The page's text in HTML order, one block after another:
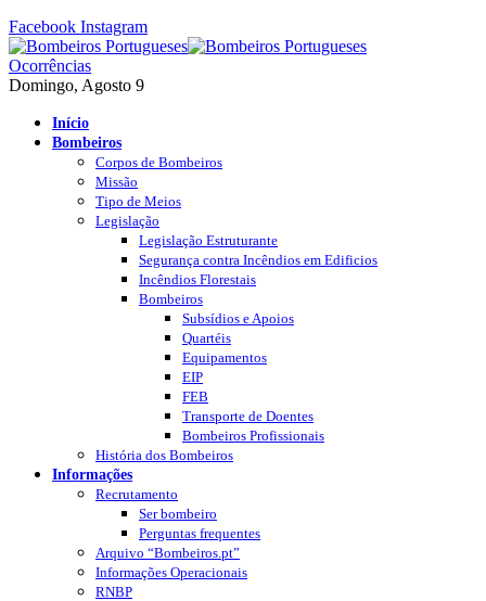
Facebook Instagram
Ocorrências
Domingo, Agosto 9
Início
Bombeiros
Corpos de Bombeiros
Missão
Tipo de Meios
Legislação
Legislação Estruturante
Segurança contra Incêndios em Edificios
Incêndios Florestais
Bombeiros
Subsídios e Apoios
Quartéis
Equipamentos
EIP
FEB
Transporte de Doentes
Bombeiros Profissionais
História dos Bombeiros
Informações
Recrutamento
Ser bombeiro
Perguntas frequentes
Arquivo “Bombeiros.pt”
Informações Operacionais
RNBP